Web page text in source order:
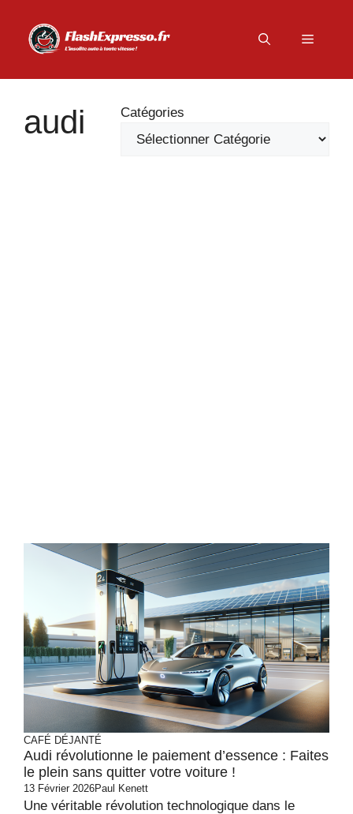
contenu
Menu
audi Catégories
CAFÉ DÉJANTÉ
Audi révolutionne le paiement d’essence : Faites
le plein sans quitter votre voiture !
13 Février 2026Paul Kenett
Une véritable révolution technologique dans le